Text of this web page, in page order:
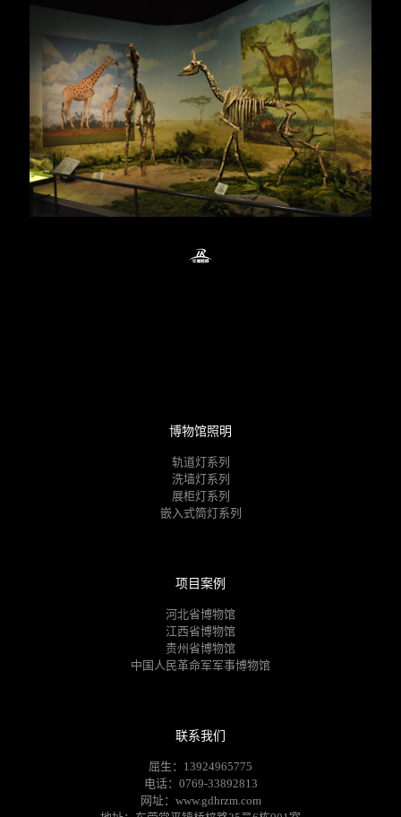
博物馆照明
轨道灯系列
洗墙灯系列
展柜灯系列
嵌入式筒灯系列
项目案例
河北省博物馆
江西省博物馆
贵州省博物馆
中国人民革命军军事博物馆
联系我们
屈生：13924965775
电话：0769-33892813
网址：www.gdhrzm.com